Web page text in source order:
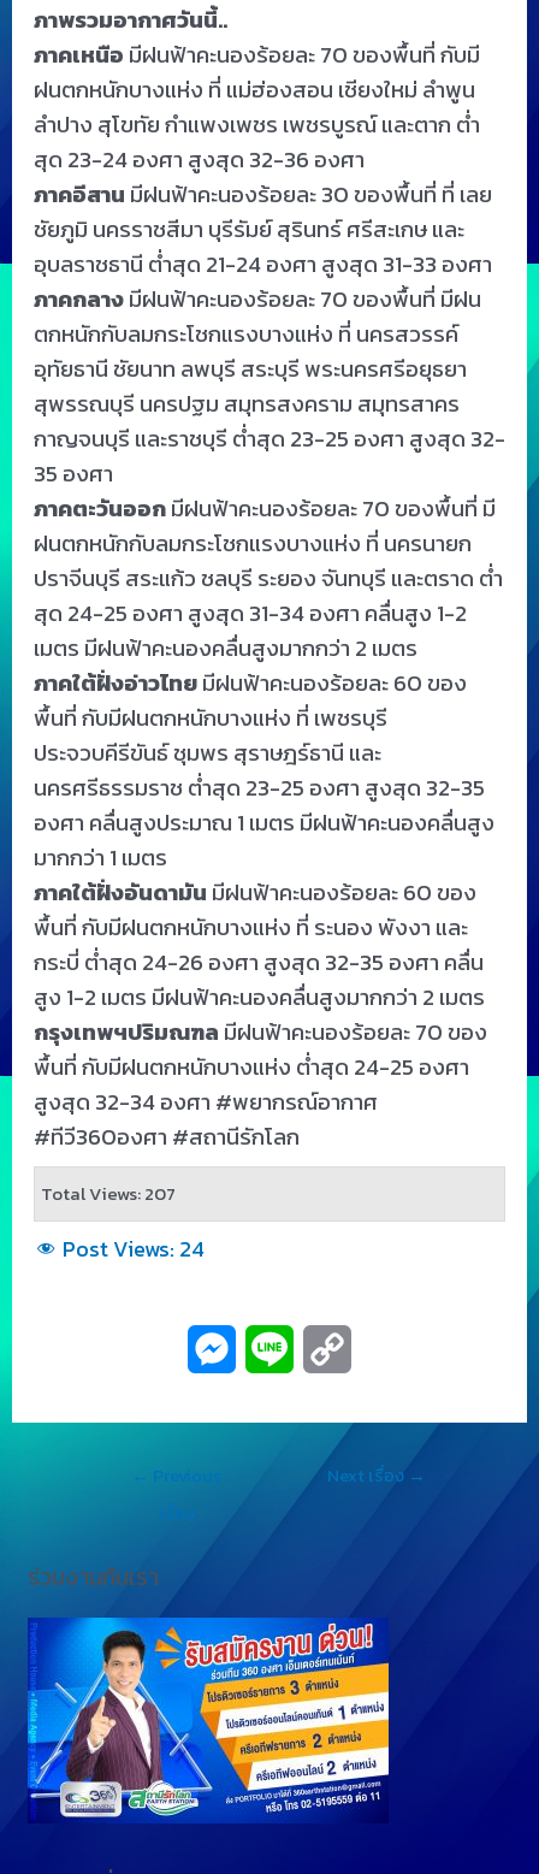
ภาพรวมอากาศวันนี้..
ภาคเหนือ มีฝนฟ้าคะนองร้อยละ 70 ของพื้นที่ กับมี
ฝนตกหนักบางแห่ง ที่ แม่ฮ่องสอน เชียงใหม่ ลำพูน
ลำปาง สุโขทัย กำแพงเพชร เพชรบูรณ์ และตาก ต่ำ
สุด 23-24 องศา สูงสุด 32-36 องศา
ภาคอีสาน มีฝนฟ้าคะนองร้อยละ 30 ของพื้นที่ ที่ เลย
ชัยภูมิ นครราชสีมา บุรีรัมย์ สุรินทร์ ศรีสะเกษ และ
อุบลราชธานี ต่ำสุด 21-24 องศา สูงสุด 31-33 องศา
ภาคกลางมีฝนฟ้าคะนองร้อยละ 70 ของพื้นที่ มีฝน
ตกหนักกับลมกระโชกแรงบางแห่ง ที่ นครสวรรค์
อุทัยธานี ชัยนาท ลพบุรี สระบุรี พระนครศรีอยุธยา
สุพรรณบุรี นครปฐม สมุทรสงคราม สมุทรสาคร
กาญจนบุรี และราชบุรี ต่ำสุด 23-25 องศา สูงสุด 32-
35 องศา
ภาคตะวันออกมีฝนฟ้าคะนองร้อยละ 70 ของพื้นที่ มี
ฝนตกหนักกับลมกระโชกแรงบางแห่ง ที่ นครนายก
ปราจีนบุรี สระแก้ว ชลบุรี ระยอง จันทบุรี และตราด ต่ำ
สุด 24-25 องศา สูงสุด 31-34 องศา คลื่นสูง 1-2
เมตร มีฝนฟ้าคะนองคลื่นสูงมากกว่า 2 เมตร
ภาคใต้ฝั่งอ่าวไทยมีฝนฟ้าคะนองร้อยละ 60 ของ
พื้นที่ กับมีฝนตกหนักบางแห่ง ที่ เพชรบุรี
ประจวบคีรีขันธ์ ชุมพร สุราษฎร์ธานี และ
นครศรีธรรมราช ต่ำสุด 23-25 องศา สูงสุด 32-35
องศา คลื่นสูงประมาณ 1 เมตร มีฝนฟ้าคะนองคลื่นสูง
มากกว่า 1 เมตร
ภาคใต้ฝั่งอันดามัน มีฝนฟ้าคะนองร้อยละ 60 ของ
พื้นที่ กับมีฝนตกหนักบางแห่ง ที่ ระนอง พังงา และ
กระบี่ ต่ำสุด 24-26 องศา สูงสุด 32-35 องศา คลื่น
สูง 1-2 เมตร มีฝนฟ้าคะนองคลื่นสูงมากกว่า 2 เมตร
กรุงเทพฯปริมณฑล มีฝนฟ้าคะนองร้อยละ 70 ของ
พื้นที่ กับมีฝนตกหนักบางแห่ง ต่ำสุด 24-25 องศา
สูงสุด 32-34 องศา #พยากรณ์อากาศ
#ทีวี360องศา #สถานีรักโลก
Total Views: 207
Post Views: 24
g
e
r
e
n
k
← Previous
เรื่อง
Next เรื่อง →
ร่วมงานกับเรา